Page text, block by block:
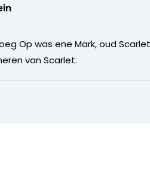
Op was ene Mark, oud
van Scarlet.